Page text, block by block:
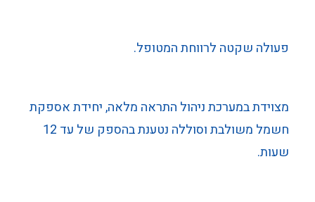
פעולה שקטה לרווחת המטופל.
מצוידת במערכת ניהול התראה מלאה, יחידת אספקת
חשמל משולבת וסוללה נטענת בהספק של עד 12
שעות.